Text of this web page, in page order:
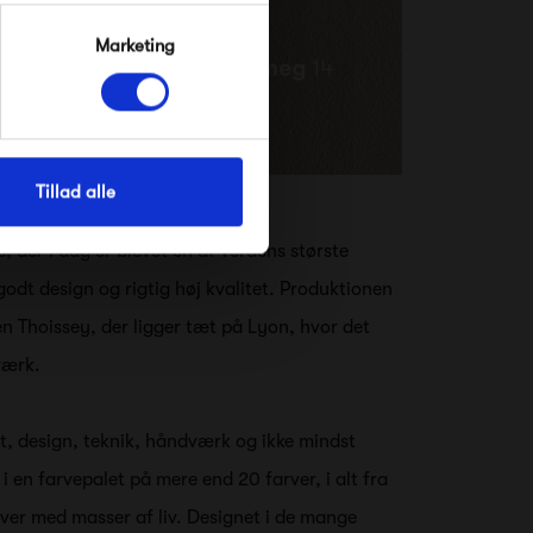
Marketing
Tillad alle
der i dag er blevet en af verdens største
design og rigtig høj kvalitet. Produktionen
Thoissey, der ligger tæt på Lyon, hvor det
design, teknik, håndværk og ikke mindst
en farvepalet på mere end 20 farver, i alt fra
med masser af liv. Designet i de mange